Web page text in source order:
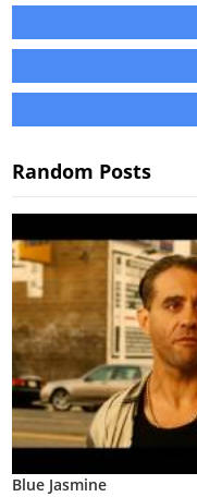
Random Posts
Blue Jasmine